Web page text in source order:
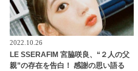
2022.10.26
LE SSERAFIM 宮脇咲良、“２人の父
親”の存在を告白！ 感謝の思い語る